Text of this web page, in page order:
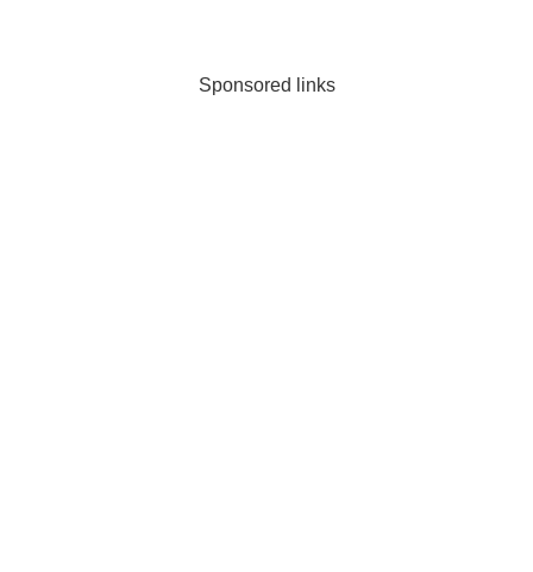
Sponsored links